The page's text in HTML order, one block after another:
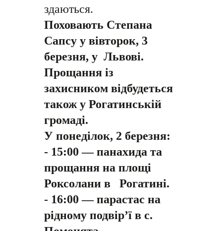
здаються.
Поховають Степана
Сапсу у вівторок, 3
березня, у Львові.
Прощання із
захисником відбудеться
також у Рогатинській
громаді.
У понеділок, 2 березня:
- 15:00 — панахида та
прощання на площі
Роксолани в Рогатині.
- 16:00 — парастас на
рідному подвірʼї в с.